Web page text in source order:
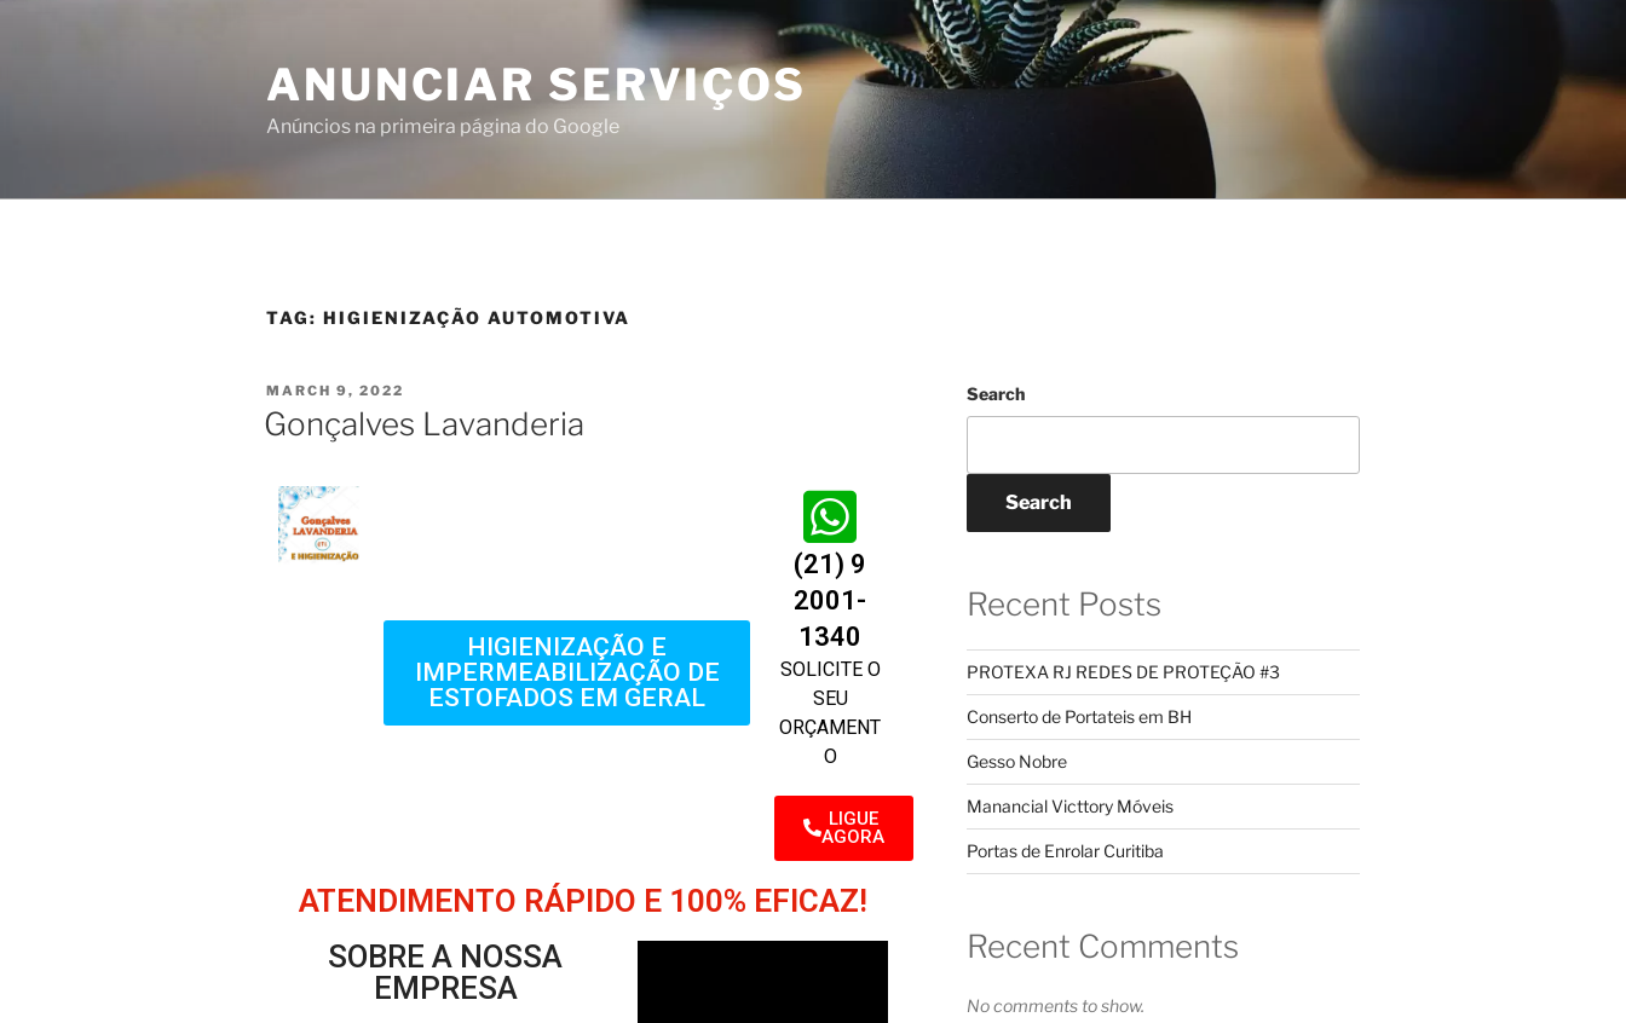
ANUNCIAR SERVIÇOS
Anúncios na primeira página do Google
TAG: HIGIENIZAÇÃO AUTOMOTIVA
MARCH 9, 2022
Gonçalves Lavanderia
HIGIENIZAÇÃO E
IMPERMEABILIZAÇÃO DE
ESTOFADOS EM GERAL
(21) 9
2001-
1340
SOLICITE O
SEU
ORÇAMENT
O
LIGUE
AGORA
ATENDIMENTO RÁPIDO E 100% EFICAZ!
SOBRE A NOSSA
EMPRESA
Search
Search
Recent Posts
PROTEXA RJ REDES DE PROTEÇÃO #3
Conserto de Portateis em BH
Gesso Nobre
Manancial Victtory Móveis
Portas de Enrolar Curitiba
Recent Comments
No comments to show.